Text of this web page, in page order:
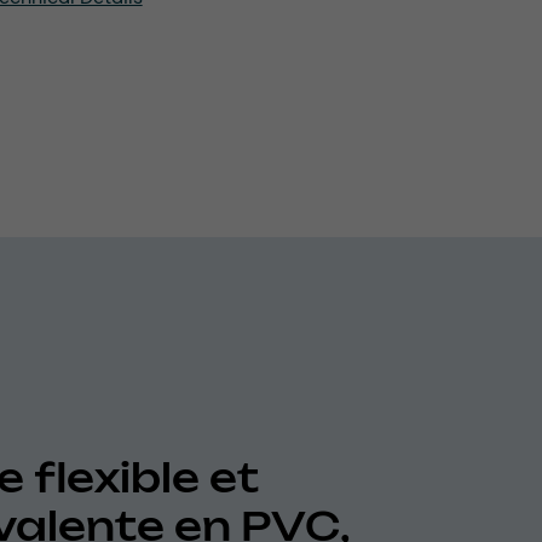
flexible et
en PVC,